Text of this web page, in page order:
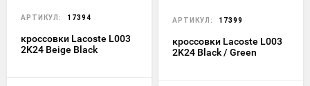
АРТИКУЛ: 17394
кроссовки Lacoste L003
2K24 Beige Black
АРТИКУЛ: 17399
кроссовки Lacoste L003
2K24 Black / Green